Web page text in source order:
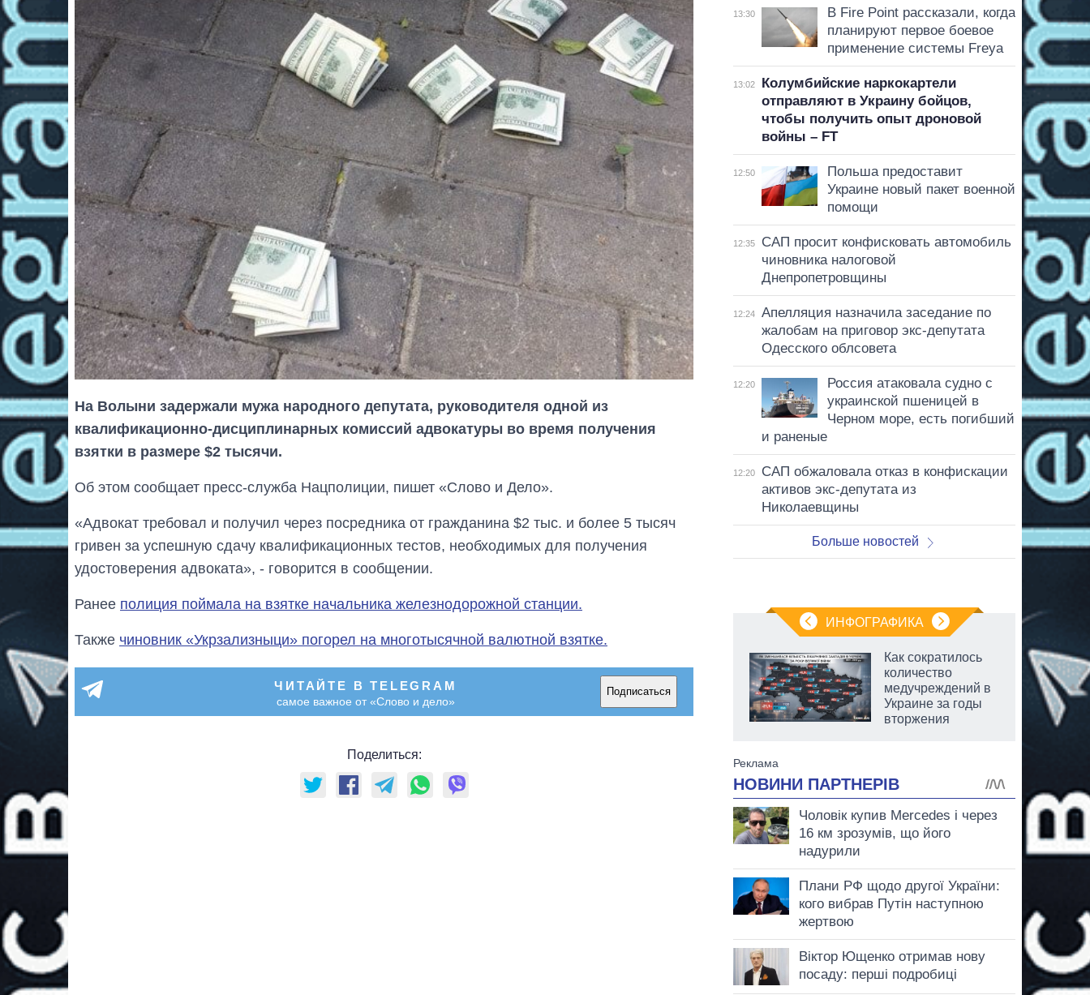
На Волыни задержали мужа народного депутата, руководителя одной из
квалификационно-дисциплинарных комиссий адвокатуры во время получения
взятки в размере $2 тысячи.
Об этом сообщает пресс-служба Нацполиции, пишет «Слово и Дело».
«Адвокат требовал и получил через посредника от гражданина $2 тыс. и более 5 тысяч
гривен за успешную сдачу квалификационных тестов, необходимых для получения
удостоверения адвоката», - говорится в сообщении.
Ранее полиция поймала на взятке начальника железнодорожной станции.
Также чиновник «Укрзализныци» погорел на многотысячной валютной взятке.
ЧИТАЙТЕ В TELEGRAM
самое важное от «Слово и дело»
Подписаться
Поделиться:
13:30
В Fire Point рассказали, когда
планируют первое боевое
применение системы Freya
13:02
Колумбийские наркокартели
отправляют в Украину бойцов,
чтобы получить опыт дроновой
войны – FT
12:50
Польша предоставит
Украине новый пакет военной
помощи
12:35
САП просит конфисковать автомобиль
чиновника налоговой
Днепропетровщины
12:24
Апелляция назначила заседание по
жалобам на приговор экс-депутата
Одесского облсовета
12:20
Россия атаковала судно с
украинской пшеницей в
Черном море, есть погибший
и раненые
12:20
САП обжаловала отказ в конфискации
активов экс-депутата из
Николаевщины
Больше новостей
ИНФОГРАФИКА
гигантов: сколько
стоят и
зарабатывают
OpenAI и Anthropic
Как сократилось
количество
медучреждений в
Украине за годы
вторжения